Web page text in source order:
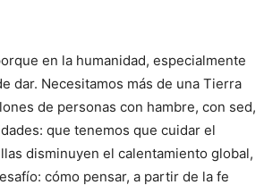
en la humanidad, especialmente
dar. Necesitamos más de una Tierra
de personas con hambre, con sed,
que tenemos que cuidar el
disminuyen el calentamiento global,
cómo pensar, a partir de la fe